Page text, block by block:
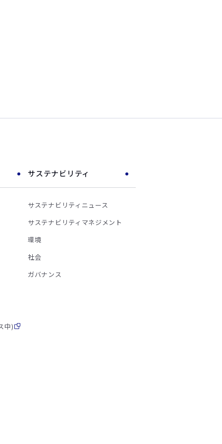
中)
サステナビリティ
サステナビリティニュース
サステナビリティマネジメント
環境
社会
ガバナンス